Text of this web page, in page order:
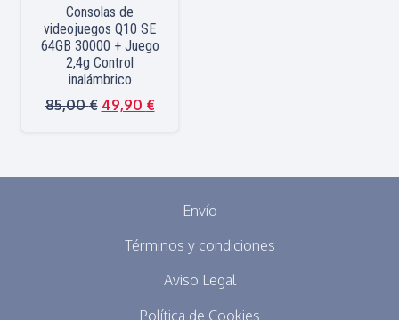
Consolas de
videojuegos Q10 SE
64GB 30000 + Juego
2,4g Control
inalámbrico
85,00€ El
precio
era:
49,90 €El
precio
es:
49,90 €.
Envío
Términos y condiciones
Aviso Legal
Política de Cookies